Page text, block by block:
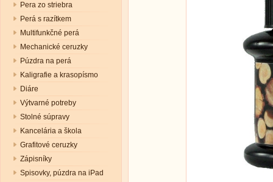
Pera zo striebra
Perá s razítkem
Multifunkčné perá
Mechanické ceruzky
Púzdra na perá
Kaligrafie a krasopísmo
Diáre
Výtvarné potreby
Stolné súpravy
Kancelária a škola
Grafitové ceruzky
Zápisníky
Spisovky, púzdra na iPad